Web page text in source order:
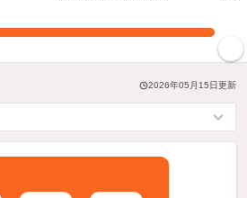
2026年05月15日更新